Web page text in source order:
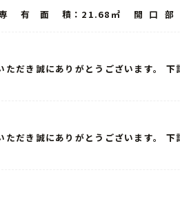
有 面 積：21.68㎡ 開 口 部
き誠にありがとうございます。 下
き誠にありがとうございます。 下